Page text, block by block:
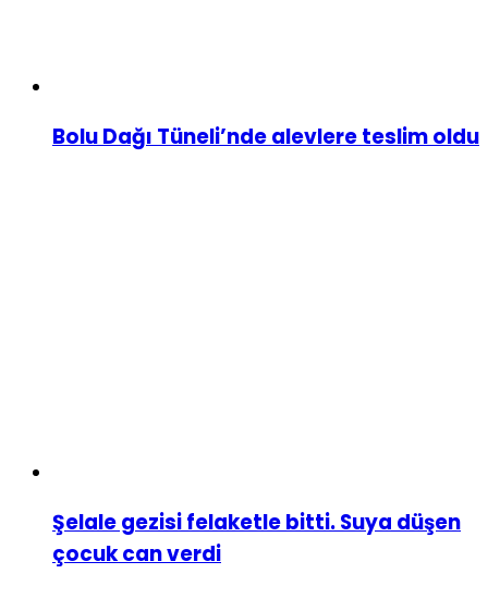
Bolu Dağı Tüneli’nde alevlere teslim oldu
Şelale gezisi felaketle bitti. Suya düşen
çocuk can verdi